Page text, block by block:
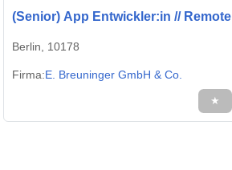
(Senior) App Entwickler:in //
Berlin, 10178
Firma:E. Breuninger GmbH & Co.
★